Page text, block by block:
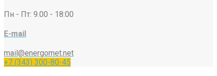
Пн - Пт: 9.00 - 18:00
E-mail
mail@energomet.net
+7 (343) 300-80-45